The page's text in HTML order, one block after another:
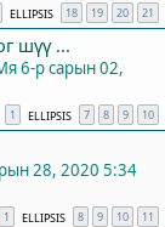
ELLIPSIS 18 19 20 21
шүү ...
6-р сарын 02,
1 ELLIPSIS 7 8 9 10
28, 2020 5:34
1 ELLIPSIS 8 9 10 11